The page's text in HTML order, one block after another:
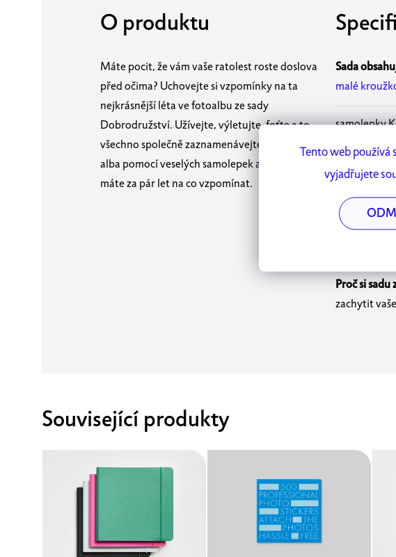
Tento web
vyjadřujete
O produktu
Máte pocit, že vám vaše ratolest roste doslova
před očima? Uchovejte si vzpomínky na ta
nejkrásnější léta ve fotoalbu ze sady
Dobrodružství. Užívejte, výletujte, foťte a to
všechno společně zaznamenávejte na stránkách
alba pomocí veselých samolepek a washi pásky. Ať
máte za pár let na co vzpomínat.
Sada
malé
samolepky
Rozměr
Proč si
zachytit
Související produkty